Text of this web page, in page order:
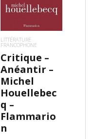
LITTÉRATURE
FRANCOPHONE
Critique –
Anéantir –
Michel
Houellebec
q –
Flammario
n